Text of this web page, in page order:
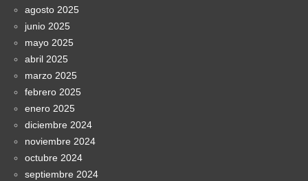
agosto 2025
junio 2025
mayo 2025
abril 2025
marzo 2025
febrero 2025
enero 2025
diciembre 2024
noviembre 2024
octubre 2024
septiembre 2024